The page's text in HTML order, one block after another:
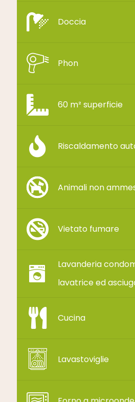
Doccia
Phon
60 m² superficie
Riscaldamento
Animali non
Vietato fumare
Lavanderia
lavatrice ed
Cucina
Lavastoviglie